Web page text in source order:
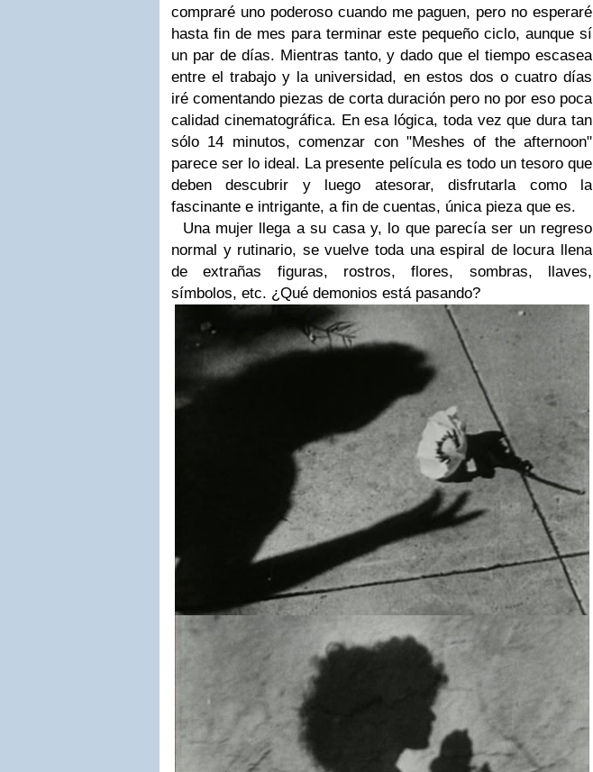
compraré uno poderoso cuando me paguen, pero no esperaré
hasta fin de mes para terminar este pequeño ciclo, aunque sí
un par de días. Mientras tanto, y dado que el tiempo escasea
entre el trabajo y la universidad, en estos dos o cuatro días
iré comentando piezas de corta duración pero no por eso poca
calidad cinematográfica. En esa lógica, toda vez que dura tan
sólo 14 minutos, comenzar con "Meshes of the afternoon"
parece ser lo ideal. La presente película es todo un tesoro que
deben descubrir y luego atesorar, disfrutarla como la
fascinante e intrigante, a fin de cuentas, única pieza que es.
Una mujer llega a su casa y, lo que parecía ser un regreso
normal y rutinario, se vuelve toda una espiral de locura llena
de extrañas figuras, rostros, flores, sombras, llaves,
símbolos, etc. ¿Qué demonios está pasando?